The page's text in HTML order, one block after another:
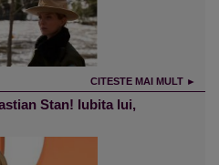
CITESTE MAI MULT ►
Stan! Iubita lui,